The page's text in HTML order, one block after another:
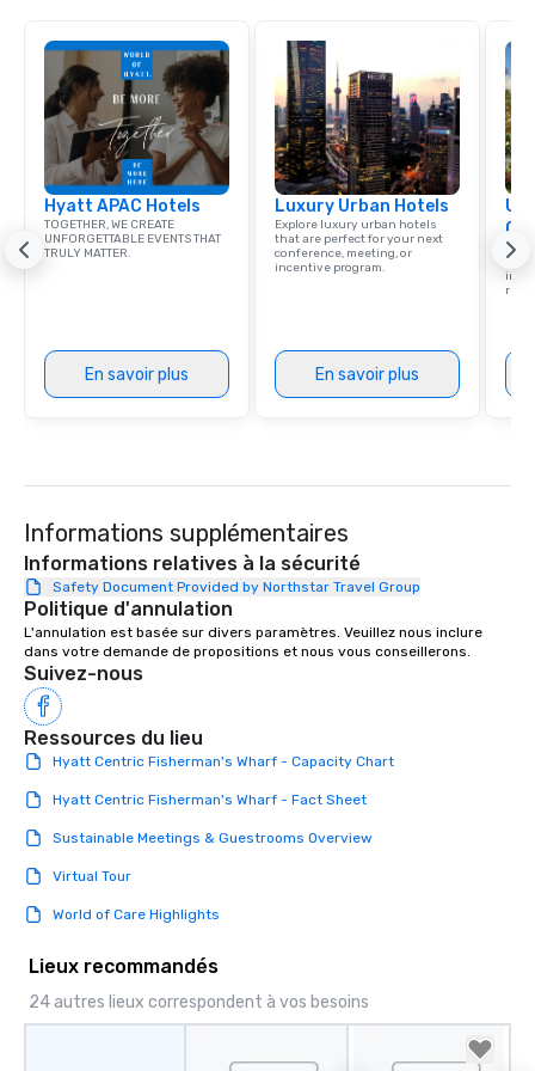
Hyatt APAC Hotels
TOGETHER, WE CREATE
UNFORGETTABLE EVENTS THAT
TRULY MATTER.
En savoir plus
Luxury Urban Hotels
Explore luxury urban hotels
that are perfect for your next
conference, meeting, or
incentive program.
En savoir plus
Find
Informations supplémentaires
Informations relatives à la sécurité
Safety Document Provided by Northstar Travel Group
Politique d'annulation
L'annulation est basée sur divers paramètres. Veuillez nous inclure
dans votre demande de propositions et nous vous conseillerons.
Suivez-nous
Ressources du lieu
Hyatt Centric Fisherman's Wharf - Capacity Chart
Hyatt Centric Fisherman's Wharf - Fact Sheet
Sustainable Meetings & Guestrooms Overview
Virtual Tour
World of Care Highlights
Lieux recommandés
24 autres lieux correspondent à vos besoins